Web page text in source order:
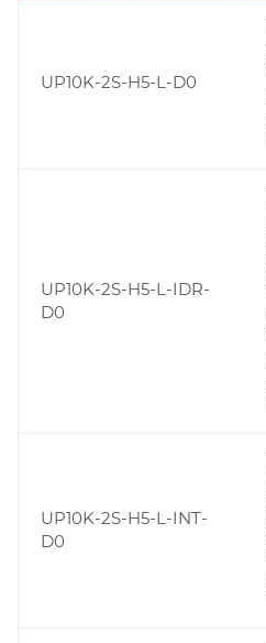
UP10K-2S-H5-L-D0
UP10K-2S-H5-L-IDR-
D0
UP10K-2S-H5-L-INT-
D0